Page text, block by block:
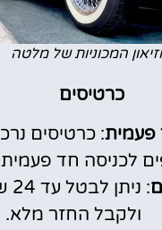
המכוניות של מלטה
כרטיסים
פעמית: כרטיסים
לכניסה חד
:
ולקבל החזר מלא.